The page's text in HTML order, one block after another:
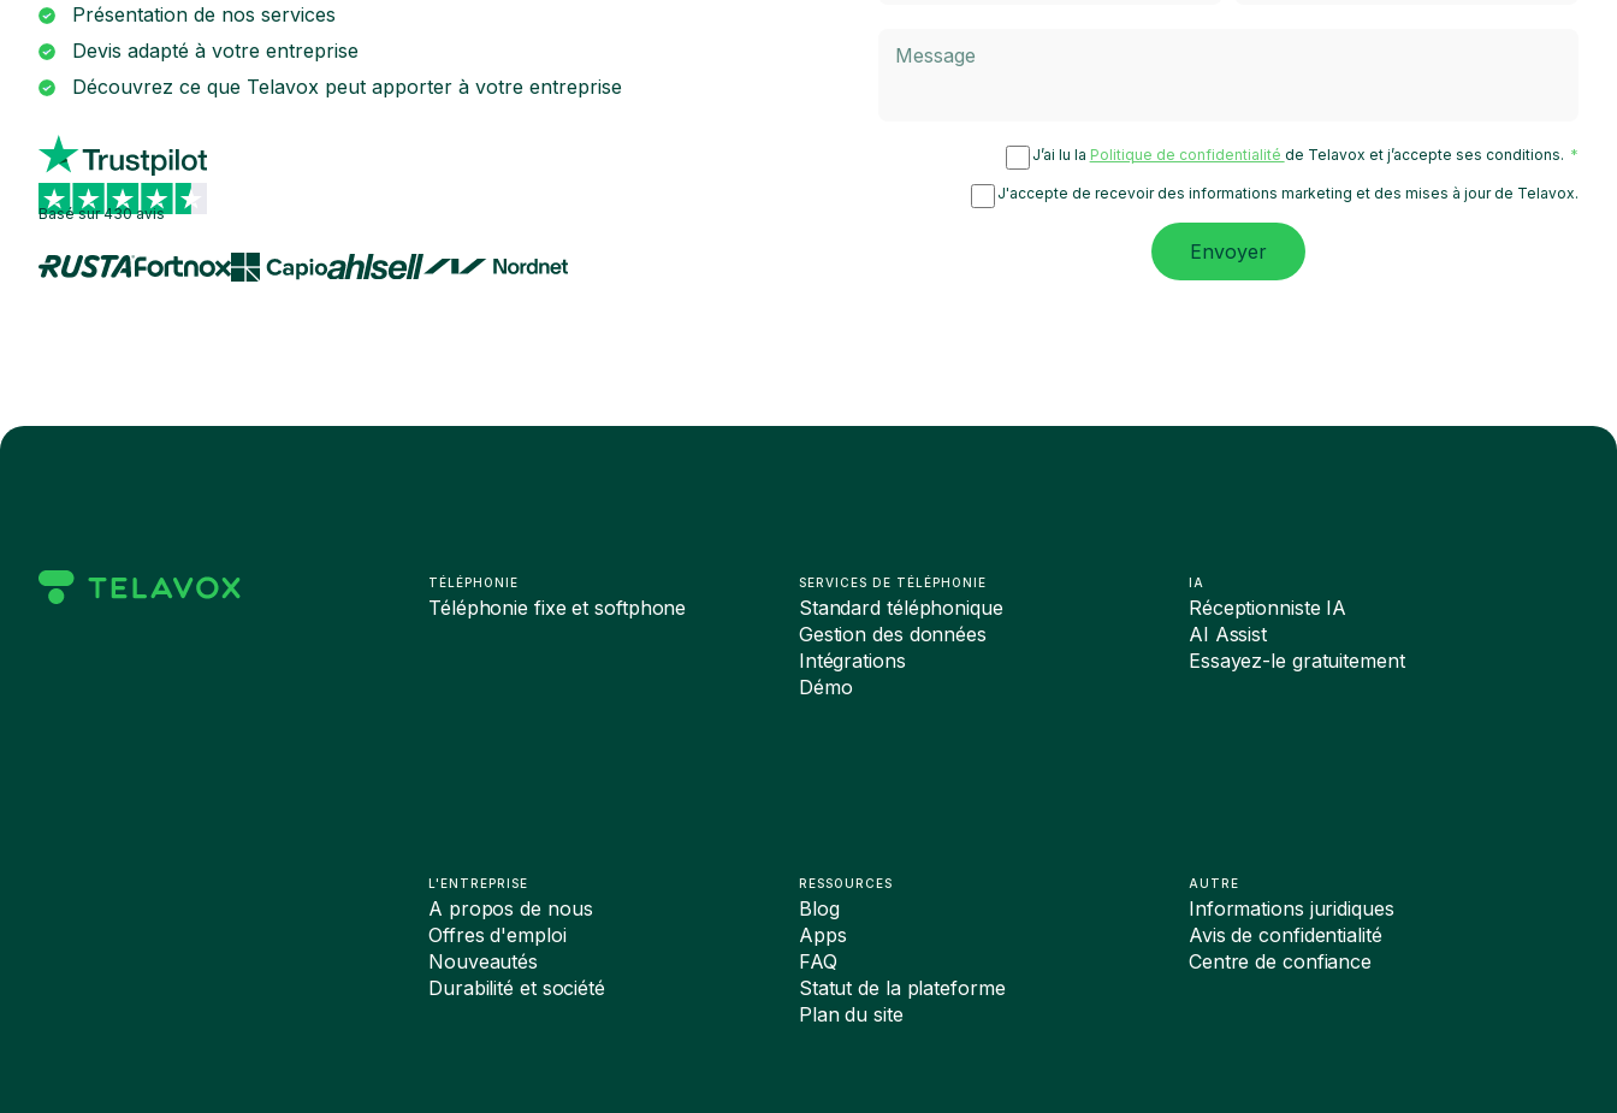
Présentation de nos services
Devis adapté à votre entreprise
Découvrez ce que Telavox peut apporter à votre entreprise
Basé sur 430 avis
J’ai lu la Politique de confidentialité de Telavox et j’accepte ses conditions.
J'accepte de recevoir des informations marketing et des mises à jour de Telavox.
Envoyer
TÉLÉPHONIE
Téléphonie fixe et softphone
L'ENTREPRISE
A propos de nous
Offres d'emploi
Nouveautés
Durabilité et société
SERVICES DE TÉLÉPHONIE
Standard téléphonique
Gestion des données
Intégrations
Démo
RESSOURCES
Blog
Apps
FAQ
Statut de la plateforme
Plan du site
IA
Réceptionniste IA
AI Assist
Essayez-le gratuitement
AUTRE
Informations juridiques
Avis de confidentialité
Centre de confiance